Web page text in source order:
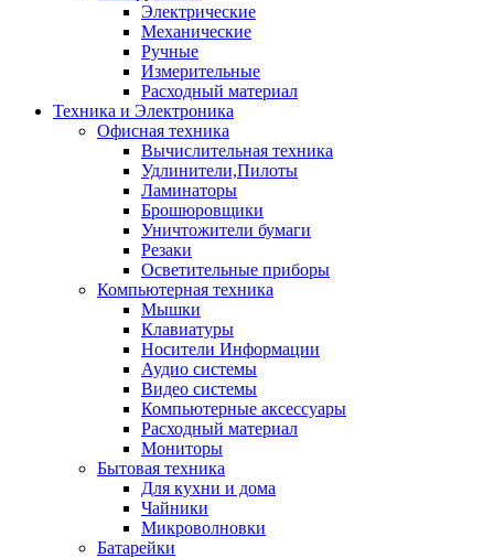
Электрические
Механические
Ручные
Измерительные
Расходный материал
Техника и Электроника
Офисная техника
Вычислительная техника
Удлинители,Пилоты
Ламинаторы
Брошюровщики
Уничтожители бумаги
Резаки
Осветительные приборы
Компьютерная техника
Мышки
Клавиатуры
Носители Информации
Аудио системы
Видео системы
Компьютерные аксессуары
Расходный материал
Мониторы
Бытовая техника
Для кухни и дома
Чайники
Микроволновки
Батарейки